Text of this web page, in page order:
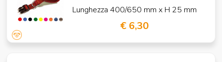
Lunghezza 400/650 mm x H 25 mm
€ 6,30